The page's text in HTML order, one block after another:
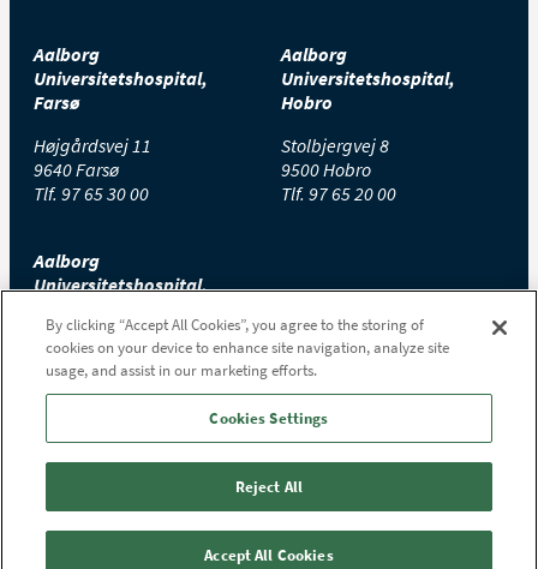
Aalborg
Universitetshospital,
Farsø
Højgårdsvej 11
9640 Farsø
Tlf. 97 65 30 00
Aalborg
Universitetshospital,
Hobro
Stolbjergvej 8
9500 Hobro
Tlf. 97 65 20 00
Aalborg
Universitetshospital,
Højtoftevej 2
7700 Thisted
Tlf.97 65 00 00
By clicking “Accept All Cookies”, you agree to the storing of
cookies on your device to enhance site navigation, analyze site
usage, and assist in our marketing efforts.
Cookies Settings
Reject All
Accept All Cookies